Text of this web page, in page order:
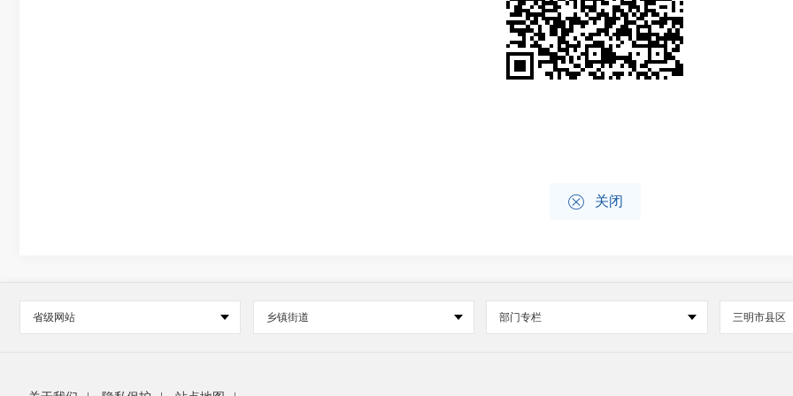
 关闭
省级网站 乡镇街道 部门专栏 三明市县区